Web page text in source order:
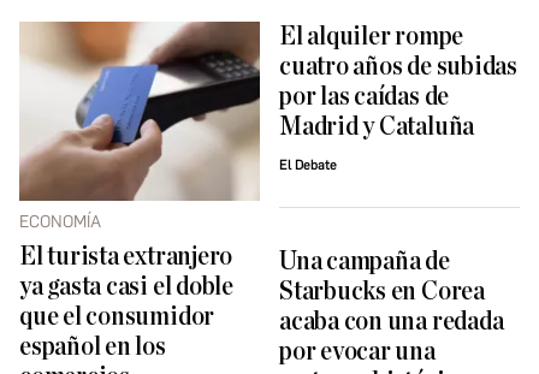
ECONOMÍA
El turista extranjero
ya gasta casi el doble
que el consumidor
español en los
El alquiler rompe
cuatro años de subidas
por las caídas de
Madrid y Cataluña
El Debate
Una campaña de
Starbucks en Corea
acaba con una redada
por evocar una